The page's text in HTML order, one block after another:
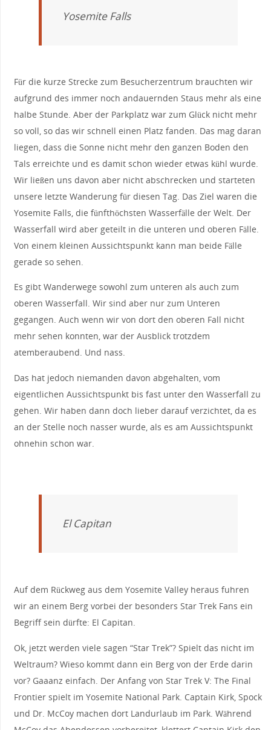
Yosemite Falls
Für die kurze Strecke zum Besucherzentrum brauchten wir
aufgrund des immer noch andauernden Staus mehr als eine
halbe Stunde. Aber der Parkplatz war zum Glück nicht mehr
so voll, so das wir schnell einen Platz fanden. Das mag daran
liegen, dass die Sonne nicht mehr den ganzen Boden den
Tals erreichte und es damit schon wieder etwas kühl wurde.
Wir ließen uns davon aber nicht abschrecken und starteten
unsere letzte Wanderung für diesen Tag. Das Ziel waren die
Yosemite Falls, die fünfthöchsten Wasserfälle der Welt. Der
Wasserfall wird aber geteilt in die unteren und oberen Fälle.
Von einem kleinen Aussichtspunkt kann man beide Fälle
gerade so sehen.
Es gibt Wanderwege sowohl zum unteren als auch zum
oberen Wasserfall. Wir sind aber nur zum Unteren
gegangen. Auch wenn wir von dort den oberen Fall nicht
mehr sehen konnten, war der Ausblick trotzdem
atemberaubend. Und nass.
Das hat jedoch niemanden davon abgehalten, vom
eigentlichen Aussichtspunkt bis fast unter den Wasserfall zu
gehen. Wir haben dann doch lieber darauf verzichtet, da es
an der Stelle noch nasser wurde, als es am Aussichtspunkt
ohnehin schon war.
El Capitan
Auf dem Rückweg aus dem Yosemite Valley heraus fuhren
wir an einem Berg vorbei der besonders Star Trek Fans ein
Begriff sein dürfte: El Capitan.
Ok, jetzt werden viele sagen “Star Trek”? Spielt das nicht im
Weltraum? Wieso kommt dann ein Berg von der Erde darin
vor? Gaaanz einfach. Der Anfang von Star Trek V: The Final
Frontier spielt im Yosemite National Park. Captain Kirk, Spock
und Dr. McCoy machen dort Landurlaub im Park. Während